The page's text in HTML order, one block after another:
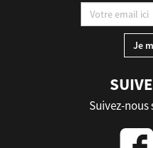
Suivez-nous